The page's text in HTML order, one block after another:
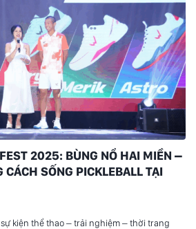
2025: BÙNG NỔ HAI MIỀN –
SỐNG PICKLEBALL TẠI
sự kiện thể thao – trải nghiệm – thời trang